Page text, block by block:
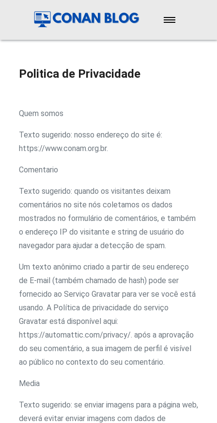
Início
Cursos
Emagrecimento
Politica de Privacidade
Quem somos
Texto sugerido: nosso endereço do site é:
https://www.conam.org.br.
Comentario
Texto sugerido: quando os visitantes deixam
comentários no site nós coletamos os dados
mostrados no formulário de comentários, e também
o endereço IP do visitante e string de usuário do
navegador para ajudar a detecção de spam.
Um texto anônimo criado a partir de seu endereço
de E-mail (também chamado de hash) pode ser
fornecido ao Serviço Gravatar para ver se você está
usando. A Política de privacidade do serviço
Gravatar está disponível aqui:
https://automattic.com/privacy/. após a aprovação
do seu comentário, a sua imagem de perfil é visível
ao público no contexto do seu comentário.
Media
Texto sugerido: se enviar imagens para a página web,
deverá evitar enviar imagens com dados de